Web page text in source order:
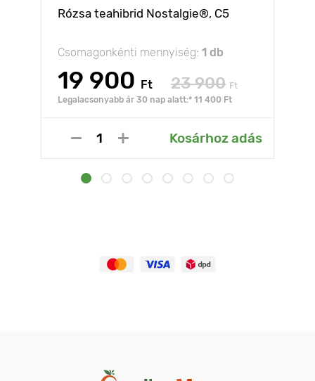
Rózsa teahibrid Nostalgie®, C5
Csomagonkénti mennyiség: 1 db
19 900 Ft 23 900 Ft
Legalacsonyabb ár 30 nap alatt:* 11 400 Ft
Kosárhoz adás